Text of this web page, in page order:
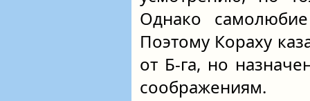
Однако
Поэтому Кораху
от Б‑га, но
соображениям.